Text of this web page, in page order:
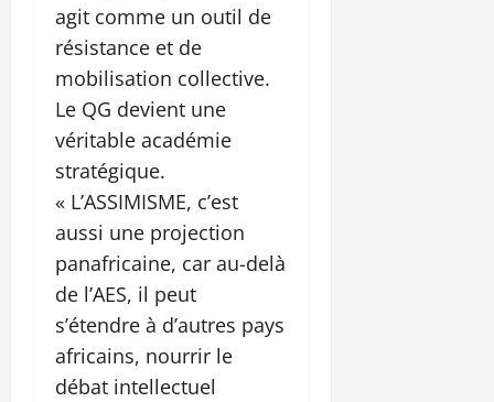
agit comme un outil de
résistance et de
mobilisation collective.
Le QG devient une
véritable académie
stratégique.
« L’ASSIMISME, c’est
aussi une projection
panafricaine, car au-delà
de l’AES, il peut
s’étendre à d’autres pays
africains, nourrir le
débat intellectuel